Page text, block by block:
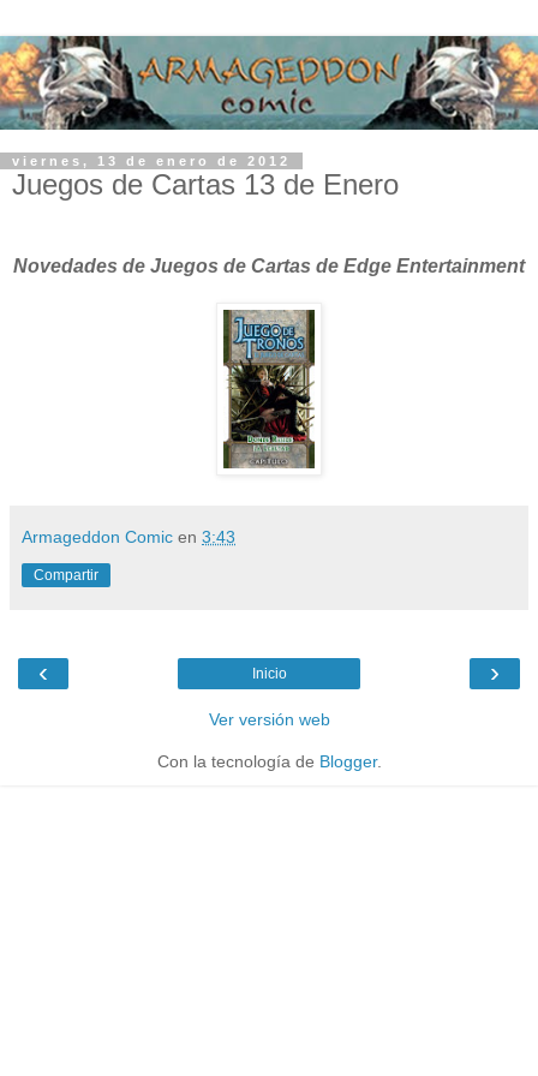
viernes, 13 de enero de 2012
Juegos de Cartas 13 de Enero
Novedades de Juegos de Cartas de Edge Entertainment
Armageddon Comic en 3:43
Compartir
‹ ›
Inicio
Ver versión web
Con la tecnología de Blogger.